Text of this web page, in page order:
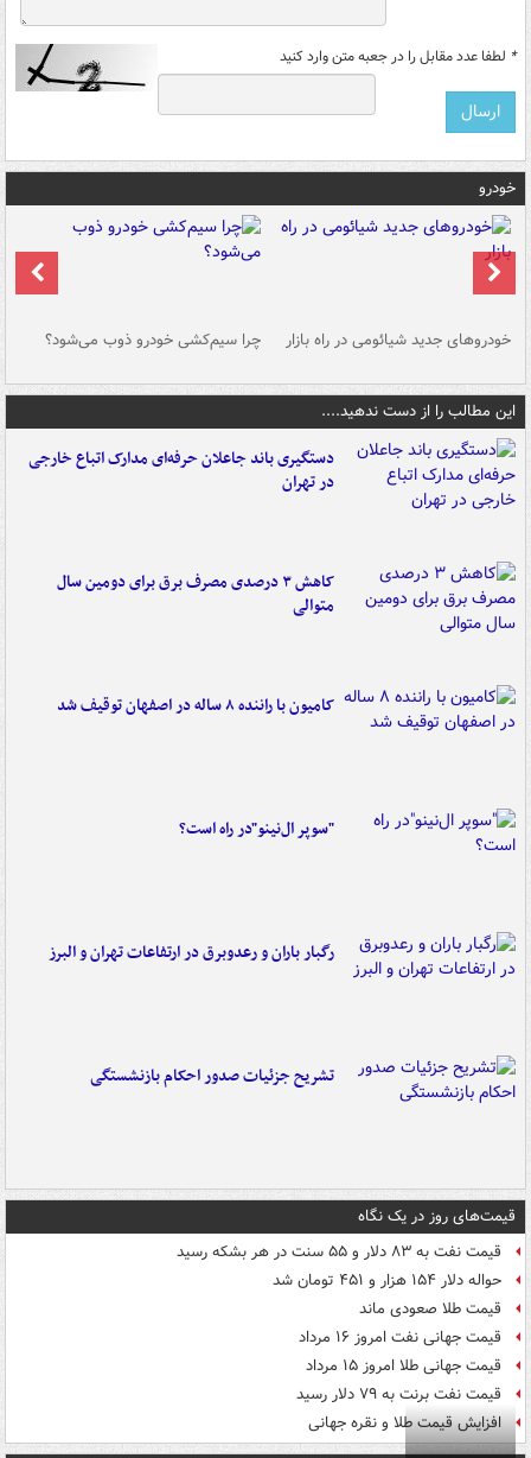
* لطفا عدد مقابل را در جعبه متن وارد کنید
خودرو
خودروهای جدید شیائومی در راه بازار چرا سیم‌کشی خودرو ذوب می‌شود؟
این مطالب را از دست ندهید....
دستگیری باند جاعلان حرفه‌ای مدارک اتباع خارجی
در تهران
کاهش ۳ درصدی مصرف برق برای دومین سال
متوالی
کامیون با راننده ۸ ساله در اصفهان توقیف شد
"سوپر ال‌نینو"در راه است؟
رگبار باران و رعدوبرق در ارتفاعات تهران و البرز
تشریح جزئیات صدور احکام بازنشستگی
قیمت‌های روز در یک نگاه
قیمت نفت به ۸۳ دلار و ۵۵ سنت در هر بشکه رسید
حواله دلار ۱۵۴ هزار و ۴۵۱ تومان شد
قیمت طلا صعودی ماند
قیمت جهانی نفت امروز ۱۶ مرداد
قیمت جهانی طلا امروز ۱۵ مرداد
قیمت نفت برنت به ۷۹ دلار رسید
افزایش قیمت طلا و نقره جهانی